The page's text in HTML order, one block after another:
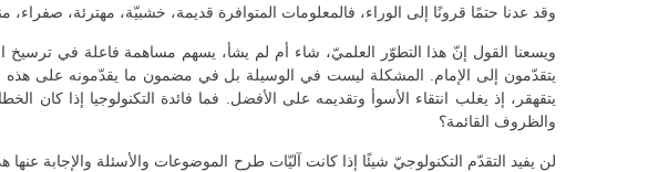
وقد عدنا حتمًا قرونًا إلى الوراء، فالمعلومات المتوافرة قديمة، خشبيّة، مهترئة، صفراء،
ويسعنا القول إنّ هذا التطوّر العلميّ، شاء أم لم يشأ، يسهم مساهمة فاعلة في ترسيخ
يتقدّمون إلى الإمام. المشكلة ليست في الوسيلة بل في مضمون ما يقدّمونه على هذه
يتقهقر، إذ يغلب انتقاء الأسوأ وتقديمه على الأفضل. فما فائدة التكنولوجيا إذا
والظروف القائمة؟
لن يفيد التقدّم التكنولوجيّ شيئًا إذا كانت آليّات طرح الموضوعات والأسئلة والإجابة